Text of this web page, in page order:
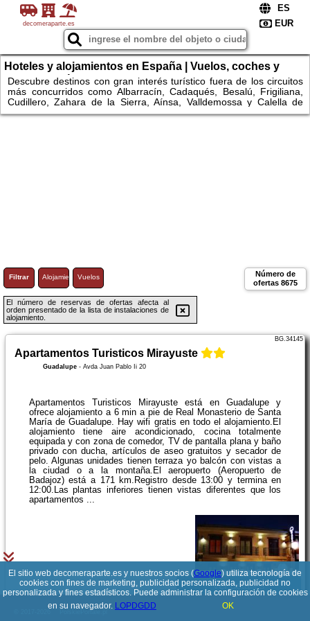
decomeraparte.es
Hoteles y alojamientos en España | Vuelos, coches y
escapadas únicas
Descubre destinos con gran interés turístico fuera de los circuitos
más concurridos como Albarracín, Cadaqués, Besalú, Frigiliana,
Cudillero, Zahara de la Sierra, Aínsa, Valldemossa y Calella de
Palafrugell. Explora espacios naturales como el Parque Nacional
Filtrar AlojamientoVuelos
Número de
ofertas 8675
El número de reservas de ofertas afecta al
orden presentado de la lista de instalaciones de
alojamiento.
Apartamentos Turisticos Mirayuste
Guadalupe- Avda Juan Pablo Ii 20
Apartamentos Turisticos Mirayuste está en Guadalupe y
ofrece alojamiento a 6 min a pie de Real Monasterio de Santa
María de Guadalupe. Hay wifi gratis en todo el alojamiento.El
alojamiento tiene aire acondicionado, cocina totalmente
equipada y con zona de comedor, TV de pantalla plana y baño
privado con ducha, artículos de aseo gratuitos y secador de
pelo. Algunas unidades tienen terraza yo balcón con vistas a
la ciudad o a la montaña.El aeropuerto (Aeropuerto de
Badajoz) está a 171 km.Registro desde 13:00 y termina en
12:00.Las plantas inferiores tienen vistas diferentes que los
apartamentos ...
Ver detalles
BG.34145
El sitio web decomeraparte.es y nuestros socios (Google) utiliza tecnología de
cookies con fines de marketing, publicidad personalizada, publicidad no
personalizada y fines estadísticos. Puede administrar la configuración de cookies
en su navegador. LOPDGDD OK
PolskiePortale.pl